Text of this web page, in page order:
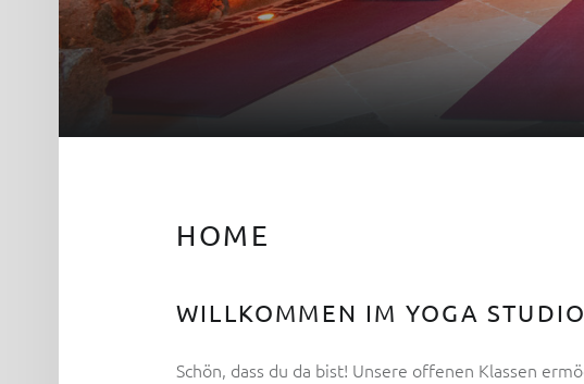
HOME
WILLKOMMEN IM YOGA
Schön, dass du da bist! Unsere offenen Klassen